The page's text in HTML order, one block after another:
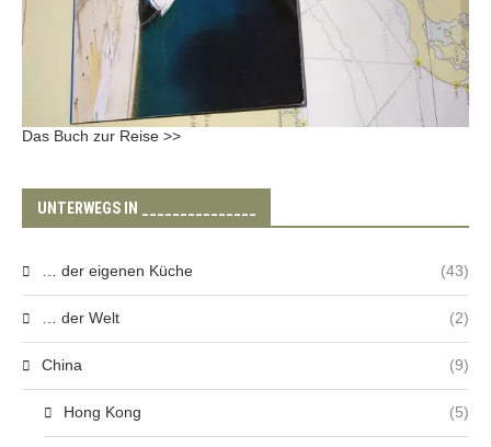
Das Buch zur Reise >>
UNTERWEGS IN _______________
… der eigenen Küche (43)
… der Welt (2)
China (9)
Hong Kong (5)